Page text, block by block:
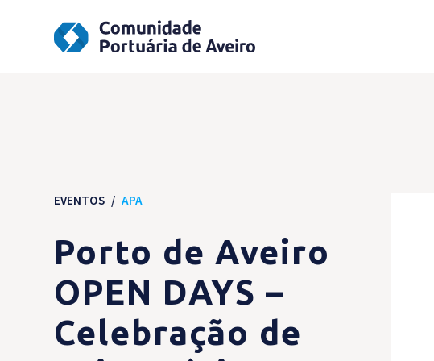
EVENTOS /APA
Porto de Aveiro
OPEN DAYS –
Celebração de